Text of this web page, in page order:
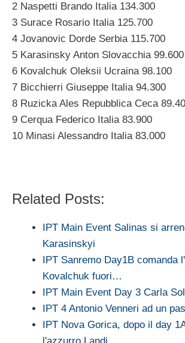
2 Naspetti Brando Italia 134.300
3 Surace Rosario Italia 125.700
4 Jovanovic Dorde Serbia 115.700
5 Karasinsky Anton Slovacchia 99.600
6 Kovalchuk Oleksii Ucraina 98.100
7 Bicchierri Giuseppe Italia 94.300
8 Ruzicka Ales Repubblica Ceca
9 Cerqua Federico Italia 83.900
10 Minasi Alessandro Italia 83.000
Related Posts:
IPT Main Event Salinas si
Karasinskyi
IPT Sanremo Day1B comanda
Kovalchuk fuori…
IPT Main Event Day 3 Carla
IPT 4 Antonio Venneri ad un
IPT Nova Gorica, dopo il day